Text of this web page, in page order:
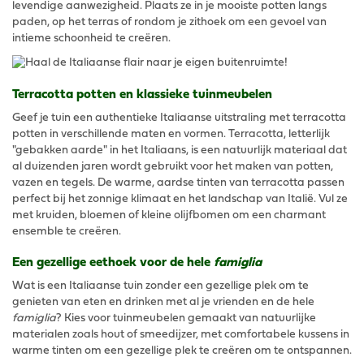
levendige aanwezigheid. Plaats ze in je mooiste potten langs
paden, op het terras of rondom je zithoek om een gevoel van
intieme schoonheid te creëren.
Terracotta potten en klassieke tuinmeubelen
Geef je tuin een authentieke Italiaanse uitstraling met terracotta
potten in verschillende maten en vormen. Terracotta, letterlijk
"gebakken aarde" in het Italiaans, is een natuurlijk materiaal dat
al duizenden jaren wordt gebruikt voor het maken van potten,
vazen en tegels. De warme, aardse tinten van terracotta passen
perfect bij het zonnige klimaat en het landschap van Italië. Vul ze
met kruiden, bloemen of kleine olijfbomen om een charmant
ensemble te creëren.
Een gezellige eethoek voor de hele famiglia
Wat is een Italiaanse tuin zonder een gezellige plek om te
genieten van eten en drinken met al je vrienden en de hele
famiglia? Kies voor tuinmeubelen gemaakt van natuurlijke
materialen zoals hout of smeedijzer, met comfortabele kussens in
warme tinten om een gezellige plek te creëren om te ontspannen.